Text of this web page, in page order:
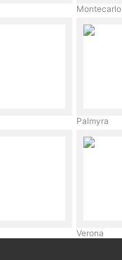
Montecarlo
Palmyra
Verona